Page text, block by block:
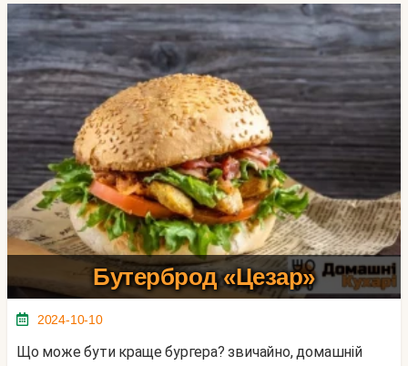
Бутерброд «Цезар»
2024-10-10
Що може бути краще бургера? звичайно, домашній